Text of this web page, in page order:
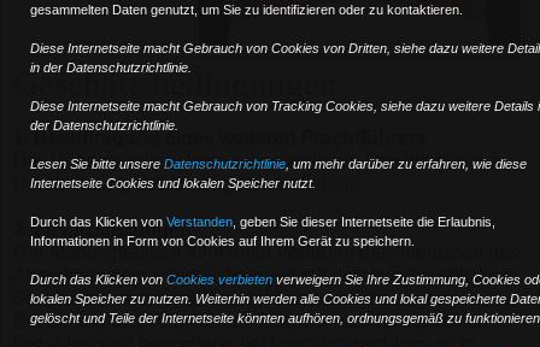
Geschäftsbedingungen
Der Möbelspediteur kann einen weiteren Frachtführer zur
Durchführung des Umzugs heranziehen.
2. Zusatzleistungen
Der Möbelspediteur führt unter Wahrung des Interesses des
Absenders seine Verpflichtungen mit der verkehrsüblichen
Sorgfalt eines ordentlichen Möbelspediteurs gegen
Bezahlung des vereinbarten Entgelts aus. Zusätzlich zu
gesammelten Daten genutzt, um Sie zu identifizieren oder zu kontaktieren.
Diese Internetseite macht Gebrauch von Cookies von Dritten, siehe dazu weitere
in der Datenschutzrichtlinie.
Diese Internetseite macht Gebrauch von Tracking Cookies, siehe dazu weitere Details
der Datenschutzrichtlinie.
Lesen Sie bitte unsere Datenschutzrichtlinie, um mehr darüber zu erfahren, wie diese
Internetseite Cookies und lokalen Speicher nutzt.
Durch das Klicken von Verstanden, geben Sie dieser Internetseite die Erlaubnis,
Informationen in Form von Cookies auf Ihrem Gerät zu speichern.
Durch das Klicken von Cookies verbieten verweigern Sie Ihre Zustimmung, Cookies
lokalen Speicher zu nutzen. Weiterhin werden alle Cookies und lokal gespeicherte
gelöscht und Teile der Internetseite könnten aufhören, ordnungsgemäß zu